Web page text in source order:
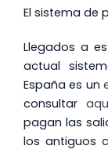
El sistema de
Llegados a
actual
España es un
consultar
pagan las
los antiguos